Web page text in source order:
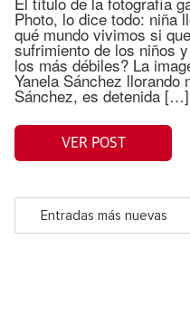
Photo, lo dice todo: niña
qué mundo vivimos si
sufrimiento de los niños
los más débiles? La
Yanela Sánchez llorando
Sánchez, es detenida […]
VER POST
Entradas más nuevas